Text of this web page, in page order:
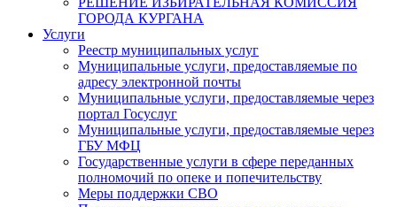
ГОРОДА КУРГАНА
Услуги
Реестр муниципальных услуг
Муниципальные услуги, предоставляемые по
адресу электронной почты
Муниципальные услуги, предоставляемые через
портал Госуслуг
Муниципальные услуги, предоставляемые через
ГБУ МФЦ
Государственные услуги в сфере переданных
полномочий по опеке и попечительству
Меры поддержки СВО